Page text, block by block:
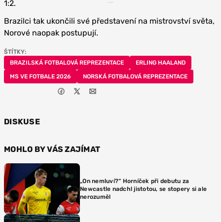
1:2.
Brazilci tak ukončili své představení na mistrovství světa,
Norové naopak postupují.
ŠTÍTKY:
BRAZILSKÁ FOTBALOVÁ REPREZENTACE
ERLING HAALAND
MS VE FOTBALE 2026
NORSKÁ FOTBALOVÁ REPREZENTACE
DISKUSE
MOHLO BY VÁS ZAJÍMAT
„On nemluví?“ Horníček při debutu za
Newcastle nadchl jistotou, se stopery si ale
nerozuměl